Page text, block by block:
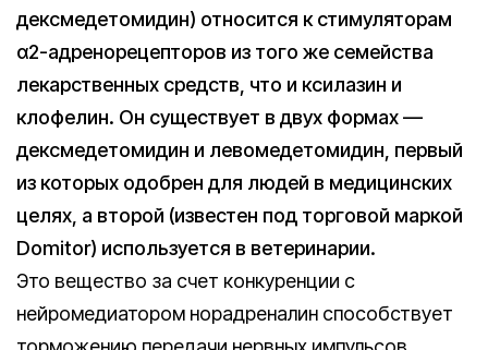
дексмедетомидин) относится к стимуляторам
α2-адренорецепторов из того же семейства
лекарственных средств, что и ксилазин и
клофелин. Он существует в двух формах —
дексмедетомидин и левомедетомидин, первый
из которых одобрен для людей в медицинских
целях, а второй (известен под торговой маркой
Domitor) используется в ветеринарии.
Это вещество за счет конкуренции с
нейромедиатором норадреналин способствует